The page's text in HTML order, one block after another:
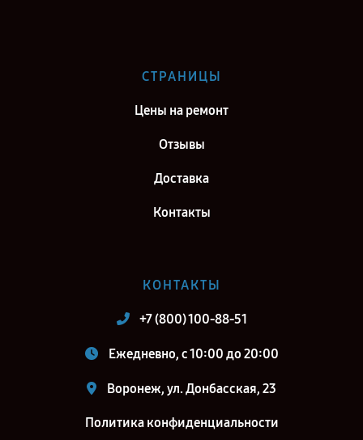
Сервис центр GoPro в г. Санкт-Петербург
СТРАНИЦЫ
Цены на ремонт
Отзывы
Доставка
Контакты
КОНТАКТЫ
+7 (800) 100-88-51
Ежедневно, с 10:00 до 20:00
Воронеж, ул. Донбасская, 23
Политика конфиденциальности